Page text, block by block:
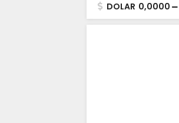
DOLAR 0,0000